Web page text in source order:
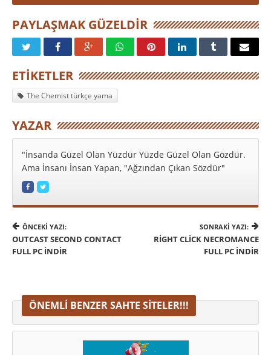
PAYLAŞMAK GÜZELDIR
ETIKETLER
The Chemist türkçe yama
YAZAR
"İnsanda Güzel Olan Yüzdür Yüzde Güzel Olan Gözdür.
Ama İnsanı İnsan Yapan, "Ağzından Çıkan Sözdür"
ÖNCEKI YAZI:
OUTCAST SECOND CONTACT
FULL PC İNDIR
SONRAKI YAZI:
RIGHT CLICK NECROMANCE
FULL PC İNDIR
ÖNEMLI BENZER SAHTE SITELER!!!